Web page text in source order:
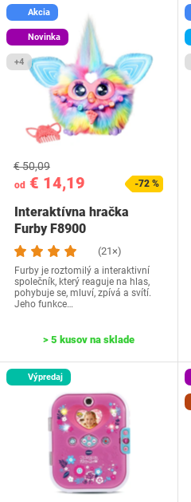
Akcia
Novinka
+4
od € 14,19
€ 50,09
-72 %
Interaktívna hračka
Furby F8900
(21×)
Furby je roztomilý a interaktivní
společník, který reaguje na hlas,
pohybuje se, mluví, zpívá a svítí.
Jeho funkce…
> 5 kusov na sklade
Výpredaj